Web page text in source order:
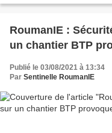
RoumanIE :
un chantier BTP
Publié le 03/08/2021 à 13:34
Par Sentinelle RoumanIE